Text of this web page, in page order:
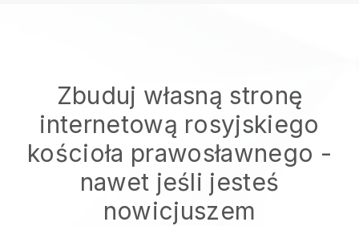
Zbuduj własną stronę
internetową rosyjskiego
kościoła prawosławnego -
nawet jeśli jesteś
nowicjuszem